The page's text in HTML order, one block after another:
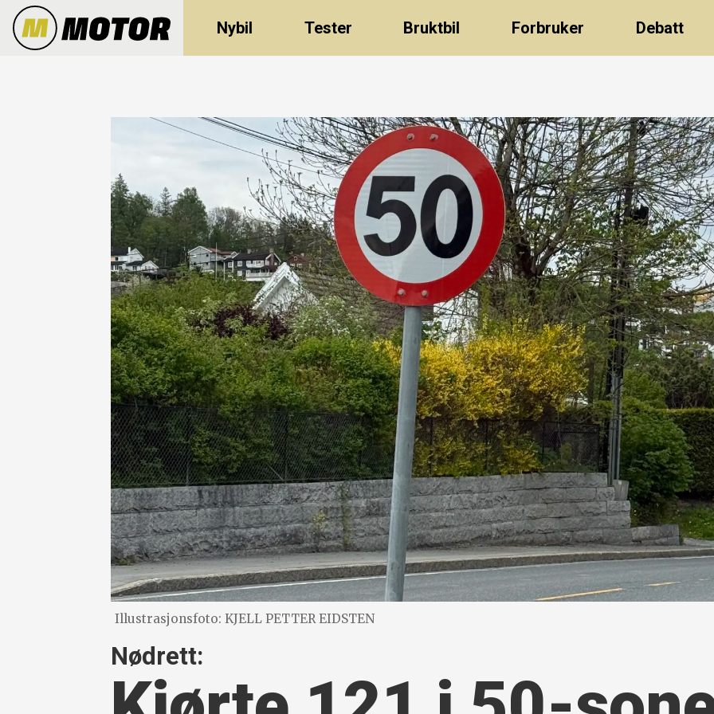
Nybil Tester Bruktbil Forbruker Debatt
Illustrasjonsfoto: KJELL PETTER EIDSTEN
Nødrett: